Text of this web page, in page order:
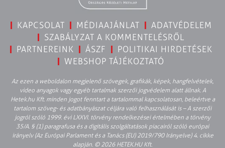
KAPCSOLAT MÉDIAAJÁNLAT
ADATVÉDELEM
SZABÁLYZAT A KOMMENTELÉSRŐL
PARTNEREINK
ÁSZF
POLITIKAI HIRDETÉSEK
WEBSHOP TÁJÉKOZTATÓ
Az ezen a weboldalon megjelenő szövegek, grafikák, képek, hangfelvételek,
video anyagok vagy egyéb tartalmak szerzői jogvédelem alatt állnak. A
Hetek.hu Kft. minden jogot fenntart a tartalommal kapcsolatosan, beleértve a
tartalom szöveg- és adatbányászat céljára való felhasználását is – A szerzői
jogról szóló 1999. évi LXXVI. törvény rendelkezései értelmében a törvény
35/A. § (1) paragrafusa és a digitális szolgáltatások piacairól szóló európai
irányelv (Az Európai Parlament és a Tanács (EU) 2019/790 Irányelve) 4. cikke
alapján. © 2026 HETEK.HU Kft.